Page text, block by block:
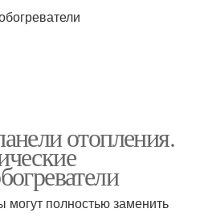
отопления.
могут полностью заменить